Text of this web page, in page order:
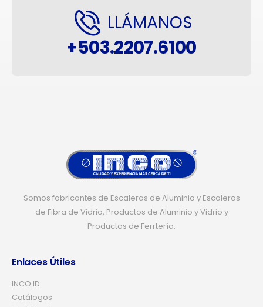
LLÁMANOS
+503.2207.6100
Somos fabricantes de Escaleras de Aluminio y Escaleras
de Fibra de Vidrio, Productos de Aluminio y Vidrio y
Productos de Ferrtería.
Enlaces Útiles
INCO ID
Catálogos